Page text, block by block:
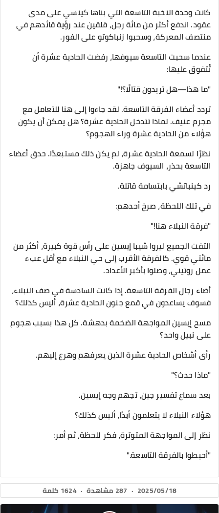
كانت وحدة النخبة التاسعة التي بناها كينسي على مدى
عقود. اندفع أكثر من مائة رجل، قلقين عند رؤية قائدهم في
منتصف المعركة، وسحبوا زنباكوتو على الفور.
عندما سحبت التاسعة سيوفها، رفضت الحادية عشرة أن
تُتفوق عليها:
"ما هذا—هل تريدون قتالًا؟!"
تردد أعضاء الفرقة التاسعة. لقد جاءوا إلى هنا للتعامل مع
مجرم عنيف. لماذا تتدخل الحادية عشرة؟ هل يمكن أن يكون
هؤلاء من الحادية عشرة وراء الهجوم؟
نظرًا لسمعة الحادية عشرة، لم يكن ذلك مستبعدًا. حدق أعضاء
التاسعة بحذر، السيوف جاهزة.
رد كينباتشي بابتسامة قاتلة.
في تلك اللحظة، صرخ أحدهم:
"فرقة النبلاء هنا!"
التفت الجميع ليروا شيبا إيسين على رأس قوة كبيرة، أكثر من
مائتي قوي. كالفرقة الأقرب إلى حي النبلاء مع أقل عبء
عمل روتيني، وصلوا بأكبر الأعداد.
أضاء رجال الفرقة التاسعة. إذا كانت السادسة في صف النبلاء،
فسوف يساعدون في قمع جنون الحادية عشرة، أليس كذلك؟
مسح إيسين المواجهة الضخمة بدهشة. كل هذا بسبب هجوم
على نبيل واحد؟
رأى أشخاص الحادية عشرة الذين يعرفهم وهرع إليهم.
"ماذا حدث؟"
بعد سماع تفسير جين، تجهم وجه إيسين.
هؤلاء النبلاء لا يتعلمون أبدًا، أليس كذلك؟
نظر إلى المواجهة المتوترة، فكر للحظة، ثم أمر:
"أحيطوا بالفرقة التاسعة."
2025/05/18
· 287 مشاهدة · 1624 كلمة